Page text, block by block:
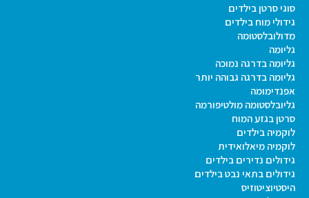
סוגי סרטן בילדים
גידולי מוח בילדים
מדולובלסטומה
גליומה
גליומה בדרגה נמוכה
גליומה בדרגה גבוהה יותר
אפנדימומה
גליובלסטומה מולטיפורמה
סרטן בגזע המוח
לוקמיה בילדים
לוקמיה מיאלואידית
גידולים נדירים בילדים
גידולים בתאי נבט בילדים
היסטיוציטוזיס